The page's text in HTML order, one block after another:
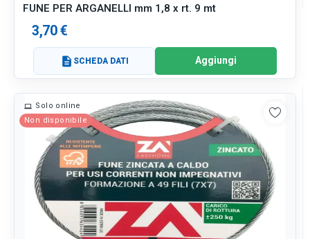
FUNE PER ARGANELLI mm 1,8 x rt. 9 mt
3,70 €
description SCHEDA DATI Aggiungi
Solo online
Non disponibile